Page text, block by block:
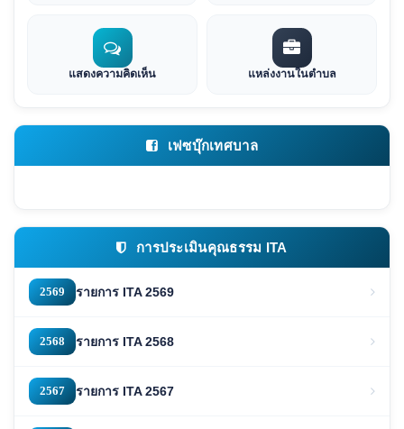
แสดงความคิดเห็น แหล่งงานในตำบล
เฟซบุ๊กเทศบาล
การประเมินคุณธรรม ITA
2569 รายการ ITA 2569
2568 รายการ ITA 2568
2567 รายการ ITA 2567